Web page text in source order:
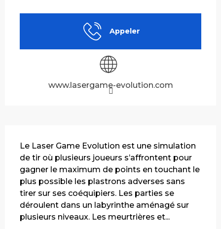
Appeler
www.lasergame-evolution.com
Le Laser Game Evolution est une simulation
de tir où plusieurs joueurs s’affrontent pour
gagner le maximum de points en touchant le
plus possible les plastrons adverses sans
tirer sur ses coéquipiers. Les parties se
déroulent dans un labyrinthe aménagé sur
plusieurs niveaux. Les meurtrières et...